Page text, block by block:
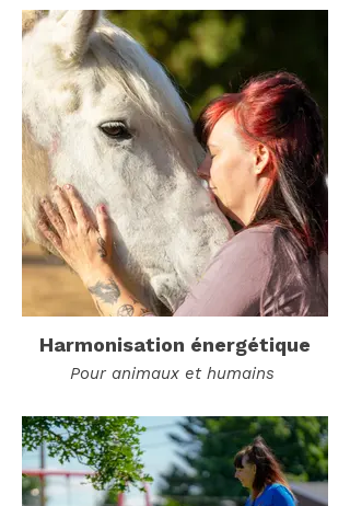
Harmonisation énergétique
Pour animaux et humains